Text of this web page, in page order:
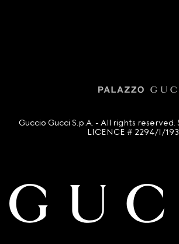
© 2016 - 2025 Guccio Gucci S.p.A. - All rights
LICENCE # 2294/I/